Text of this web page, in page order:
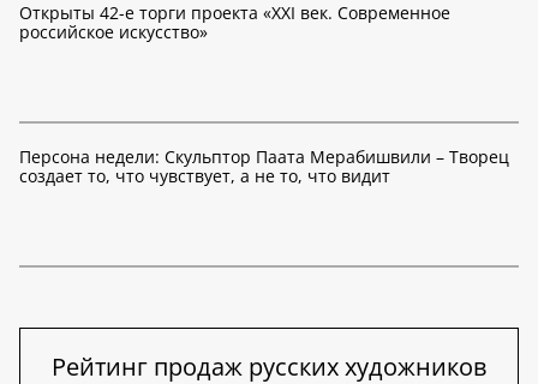
Открыты 42-е торги проекта «XXI век. Современное
российское искусство»
Персона недели: Скульптор Паата Мерабишвили – Творец
создает то, что чувствует, а не то, что видит
Рейтинг продаж русских художников